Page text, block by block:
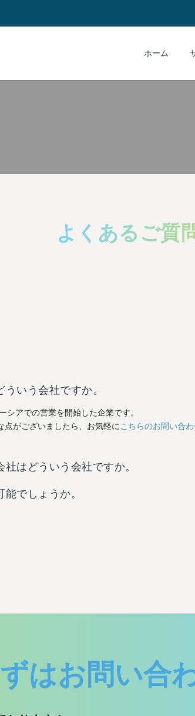
ホーム
よくあるご質
いう会社ですか。
アでの営業を開始した企業です。
点がございましたら、お気軽にこちらのお問い合
はどういう会社ですか。
でしょうか。
はお問い合